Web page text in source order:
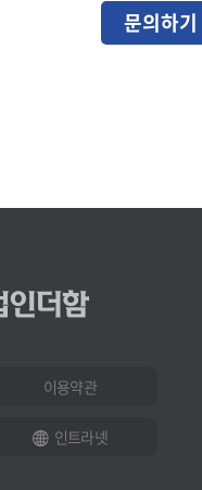
문의하기
이용약관
인트라넷